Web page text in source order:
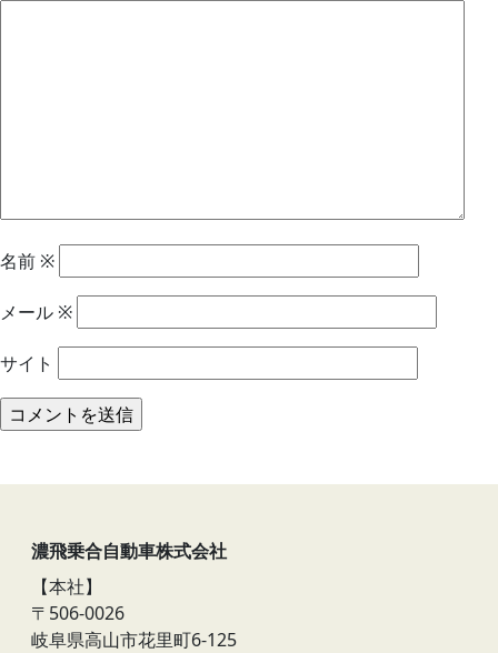
名前 ※
メール ※
サイト
濃飛乗合自動車株式会社
【本社】
〒506-0026
岐阜県高山市花里町6-125